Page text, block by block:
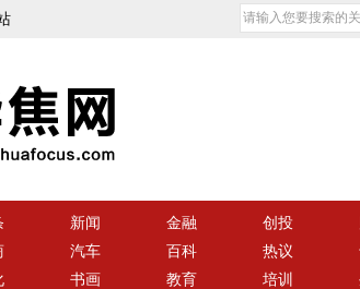
新闻 金融 创投
汽车 百科 热议
书画 教育 培训